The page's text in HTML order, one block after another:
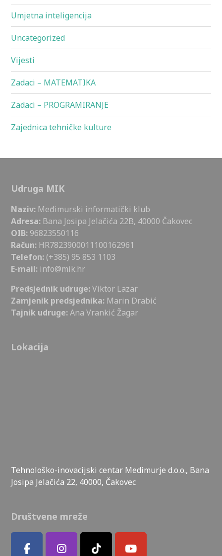
Umjetna inteligencija
Uncategorized
Vijesti
Zadaci – MATEMATIKA
Zadaci – PROGRAMIRANJE
Zajednica tehničke kulture
Udruga MIK
Naziv: Međimurski informatički klub
Adresa: Bana Josipa Jelačića 22B, 40000 Čakovec
OIB: 96823550116
Račun: HR7823900011100162961
Telefon: (+385) 95 853 1103
E-mail: info@mik.hr
Predsjednik udruge:Viktor Lazar
Zamjenik predsjednika: Marin Drabić
Tajnik udruge:Ana Vrankić Žagar
Lokacija
Tehnološko-inovacijski centar Medimurje d.o.o., Bana
Josipa Jelačića 22, 40000, Čakovec
Društvene mreže